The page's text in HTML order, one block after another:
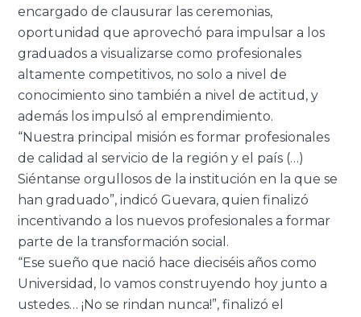
encargado de clausurar las ceremonias,
oportunidad que aprovechó para impulsar a los
graduados a visualizarse como profesionales
altamente competitivos, no solo a nivel de
conocimiento sino también a nivel de actitud, y
además los impulsó al emprendimiento.
“Nuestra principal misión es formar profesionales
de calidad al servicio de la región y el país (…)
Siéntanse orgullosos de la institución en la que se
han graduado”, indicó Guevara, quien finalizó
incentivando a los nuevos profesionales a formar
parte de la transformación social.
“Ese sueño que nació hace dieciséis años como
Universidad, lo vamos construyendo hoy junto a
ustedes… ¡No se rindan nunca!”, finalizó el